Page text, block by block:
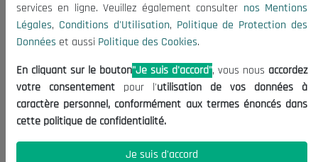
Politique des Cookies
Nous Contacter
(+213) 021 98 01 00|01|02
contact@cnese.dz
Suggestions ou Initiatives ?
Newsletter
dernières nouvelles.
services en ligne. Veuillez également consulter nos Mentions
Légales, Conditions d'Utilisation, Politique de Protection des
Données et aussi Politique des Cookies.
En cliquant sur le bouton"Je suis d'accord", vous nous accordez
votre consentement pour l'utilisation de vos données à
caractère personnel, conformément aux termes énoncés dans
cette politique de confidentialité.
Je suis d'accord